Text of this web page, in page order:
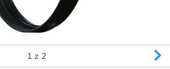
1 z 2